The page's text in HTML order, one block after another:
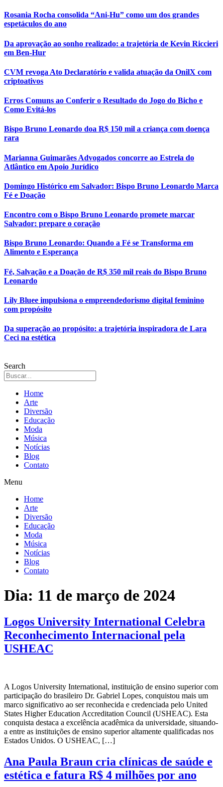
Rosania Rocha consolida “Ani-Hu” como um dos grandes
espetáculos do ano
Da aprovação ao sonho realizado: a trajetória de Kevin Riccieri
em Ben-Hur
CVM revoga Ato Declaratório e valida atuação da OnilX com
criptoativos
Erros Comuns ao Conferir o Resultado do Jogo do Bicho e
Como Evitá-los
Bispo Bruno Leonardo doa R$ 150 mil a criança com doença
rara
Marianna Guimarães Advogados concorre ao Estrela do
Atlântico em Apoio Jurídico
Domingo Histórico em Salvador: Bispo Bruno Leonardo Marca
Fé e Doação
Encontro com o Bispo Bruno Leonardo promete marcar
Salvador: prepare o coração
Bispo Bruno Leonardo: Quando a Fé se Transforma em
Alimento e Esperança
Fé, Salvação e a Doação de R$ 350 mil reais do Bispo Bruno
Leonardo
Lily Bluee impulsiona o empreendedorismo digital feminino
com propósito
Da superação ao propósito: a trajetória inspiradora de Lara
Ceci na estética
Search
Home
Arte
Diversão
Educação
Moda
Música
Notícias
Blog
Contato
Menu
Home
Arte
Diversão
Educação
Moda
Música
Notícias
Blog
Contato
Dia: 11 de março de 2024
Logos University International Celebra
Reconhecimento Internacional pela
USHEAC
A Logos University International, instituição de ensino superior com
participação do brasileiro Dr. Gabriel Lopes, conquistou mais um
marco significativo ao ser reconhecida e credenciada pelo United
States Higher Education Accreditation Council (USHEAC). Esta
conquista destaca a excelência acadêmica da universidade, situando-
a entre as instituições de ensino superior altamente qualificadas nos
Estados Unidos. O USHEAC, […]
Ana Paula Braun cria clínicas de saúde e
estética e fatura R$ 4 milhões por ano